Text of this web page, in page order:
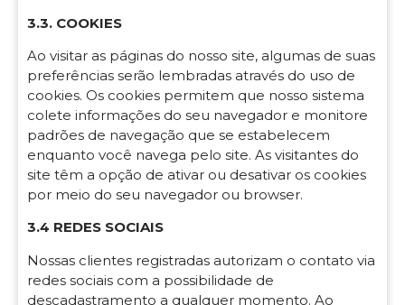
3.3. COOKIES
Ao visitar as páginas do nosso site, algumas de suas
preferências serão lembradas através do uso de
cookies. Os cookies permitem que nosso sistema
colete informações do seu navegador e monitore
padrões de navegação que se estabelecem
enquanto você navega pelo site. As visitantes do
site têm a opção de ativar ou desativar os cookies
por meio do seu navegador ou browser.
3.4 REDES SOCIAIS
Nossas clientes registradas autorizam o contato via
redes sociais com a possibilidade de
descadastramento a qualquer momento. Ao